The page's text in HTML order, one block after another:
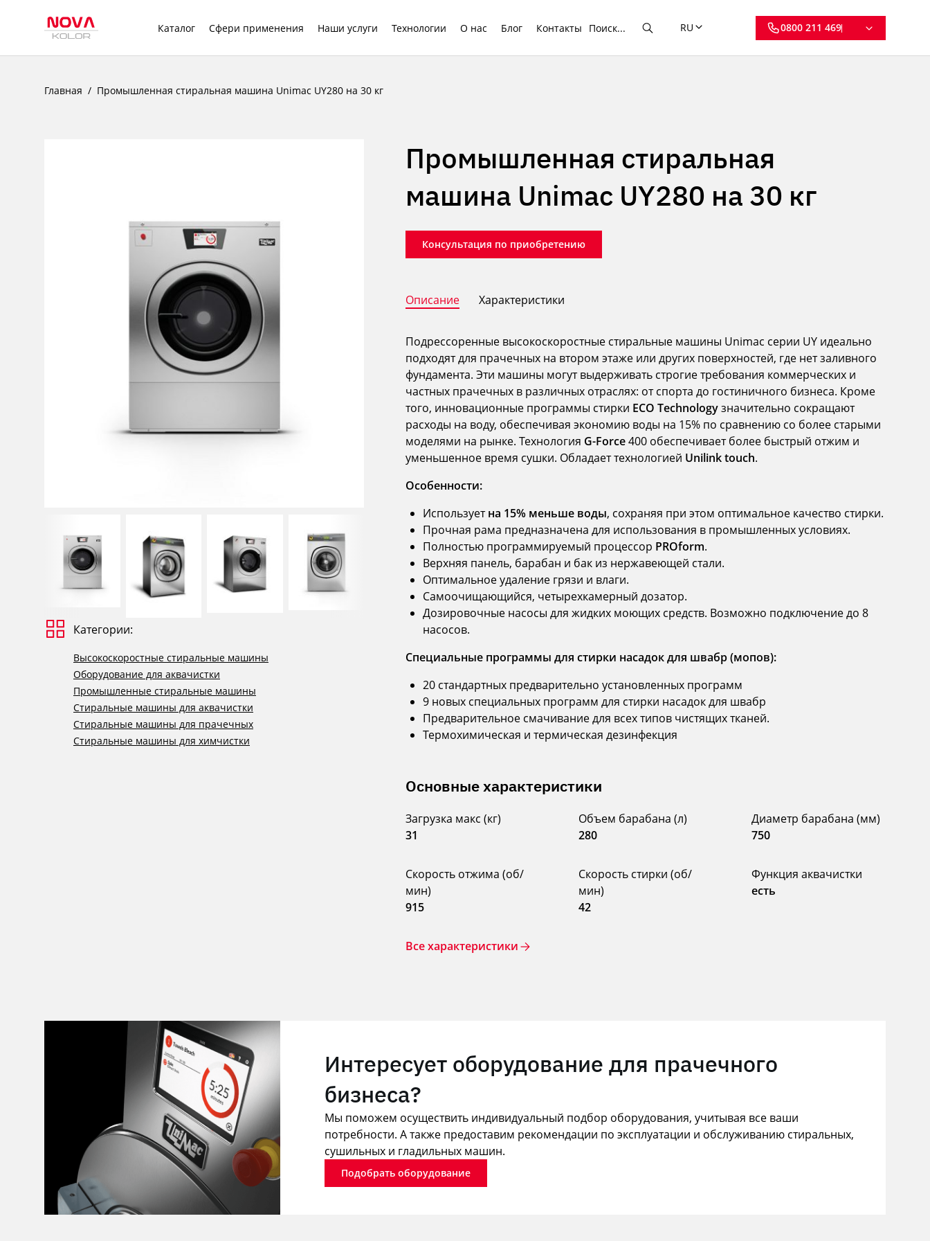
Каталог Сфери применения Наши услуги Технологии О нас Блог Контакты RU 0800 211 469
Главная Промышленная стиральная машина Unimac UY280 на 30 кг
Категории:
Высокоскоростные стиральные машины
Оборудование для аквачистки
Промышленные стиральные машины
Стиральные машины для аквачистки
Стиральные машины для прачечных
Стиральные машины для химчистки
Промышленная стиральная
машина Unimac UY280 на 30 кг
Консультация по приобретению
Описание Характеристики
Подрессоренные высокоскоростные стиральные машины Unimac серии UY идеально
подходят для прачечных на втором этаже или других поверхностей, где нет заливного
фундамента. Эти машины могут выдерживать строгие требования коммерческих и
частных прачечных в различных отраслях: от спорта до гостиничного бизнеса. Кроме
того, инновационные программы стирки ECO Technologyзначительно сокращают
расходы на воду, обеспечивая экономию воды на 15% по сравнению со более старыми
моделями на рынке. Технология G-Force400 обеспечивает более быстрый отжим и
уменьшенное время сушки. Обладает технологией Unilink touch.
Особенности:
Используетна 15% меньше воды, сохраняя при этом оптимальное качество стирки.
Прочная рама предназначена для использования в промышленных условиях.
Полностью программируемый процессор PROform.
Верхняя панель, барабан и бак из нержавеющей стали.
Оптимальное удаление грязи и влаги.
Самоочищающийся, четырехкамерный дозатор.
Дозировочные насосы для жидких моющих средств. Возможно подключение до 8
насосов.
Специальные программы для стирки насадок для швабр (мопов):
20 стандартных предварительно установленных программ
9 новых специальных программ для стирки насадок для швабр
Предварительное смачивание для всех типов чистящих тканей.
Термохимическая и термическая дезинфекция
Основные характеристики
Загрузка макс (кг)
31
Объем барабана (л)
280
Диаметр барабана (мм)
750
Скорость отжима (об/
мин)
915
Скорость стирки (об/
мин)
42
Функция аквачистки
есть
Все характеристики
Интересует оборудование для прачечного
бизнеса?
Мы поможем осуществить индивидуальный подбор оборудования, учитывая все ваши
потребности. А также предоставим рекомендации по эксплуатации и обслуживанию стиральных,
сушильных и гладильных машин.
Подобрать оборудование